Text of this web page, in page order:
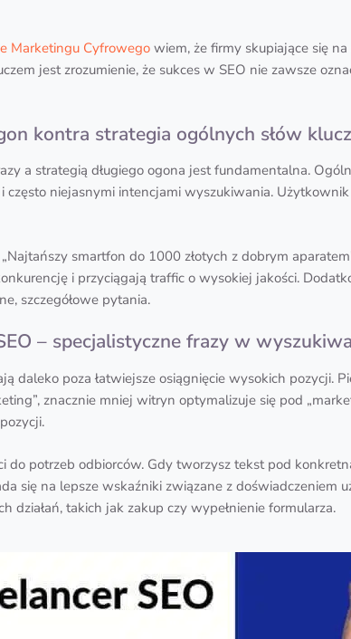
Marketingu Cyfrowego wiem, że firmy skupiające się
jest zrozumienie, że sukces w SEO nie zawsze
kontra strategia ogólnych słów
a strategią długiego ogona jest fundamentalna.
niejasnymi intencjami wyszukiwania.
smartfon do 1000 złotych z dobrym
i przyciągają traffic o wysokiej jakości.
szczegółowe pytania.
– specjalistyczne frazy w
daleko poza łatwiejsze osiągnięcie wysokich pozycji.
znacznie mniej witryn optymalizuje się pod
do potrzeb odbiorców. Gdy tworzysz tekst pod
się na lepsze wskaźniki związane z doświadczeniem
działań, takich jak zakup czy wypełnienie formularza.